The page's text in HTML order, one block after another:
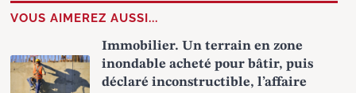
VOUS AIMEREZ AUSSI...
Immobilier. Un terrain en zone
inondable acheté pour bâtir, puis
déclaré inconstructible, l’affaire